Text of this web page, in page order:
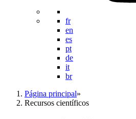
fr
en
es
pt
de
it
br
Página principal»
Recursos científicos